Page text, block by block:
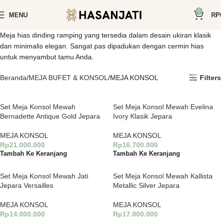
MENU
0
RP
Meja hias dinding ramping yang tersedia dalam desain ukiran klasik
dan minimalis elegan. Sangat pas dipadukan dengan cermin hias
untuk menyambut tamu Anda.
Beranda MEJA BUFET & KONSOL MEJA KONSOL Filters
Set Meja Konsol Mewah
Bernadette Antique Gold Jepara
MEJA KONSOL
Rp21.000.000
Tambah Ke Keranjang
Set Meja Konsol Mewah Evelina
Ivory Klasik Jepara
MEJA KONSOL
Rp16.700.000
Tambah Ke Keranjang
Set Meja Konsol Mewah Jati
Jepara Versailles
MEJA KONSOL
Rp14.000.000
Set Meja Konsol Mewah Kallista
Metallic Silver Jepara
MEJA KONSOL
Rp17.000.000